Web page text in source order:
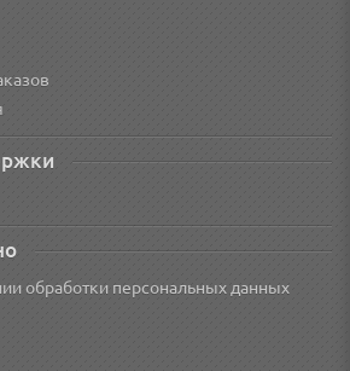
обработки персональных данных